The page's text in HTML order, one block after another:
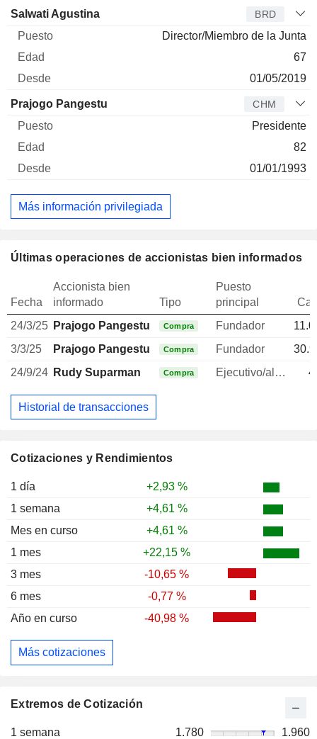
Cotizaciones y Rendimientos
1 día
+2,93 %
1 semana
+4,61 %
Mes en curso
+4,61 %
1 mes
+22,15 %
3 mes
-10,65 %
6 mes
-0,77 %
Año en curso
-40,98 %
Más cotizaciones
Extremos de Cotización
1 semana 1.780
1.960
Salwati Agustina BRD
Director/Miembro de la Junta
67
01/05/2019
Prajogo Pangestu CHM
Presidente
82
01/01/1993
Más información privilegiada
Últimas operaciones de accionistas bien informados
Fecha
Accionista bien
informado
Tipo
Puesto
principal
24/3/25 Prajogo Pangestu Compra Fundador
3/3/25
Prajogo Pangestu Compra Fundador
24/9/24 Rudy Suparman Compra Ejecutivo/alto directivo
Historial de transacciones